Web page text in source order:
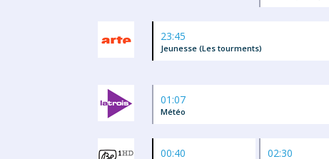
23:45
Jeunesse (Les tourments)
01:07
Météo
00:40 02:30